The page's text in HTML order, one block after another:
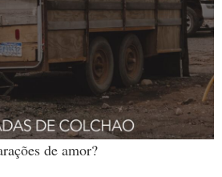
de amor?